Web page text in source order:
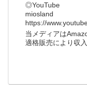
◎YouTube
miosland
https://
当メディアは
適格販売により収